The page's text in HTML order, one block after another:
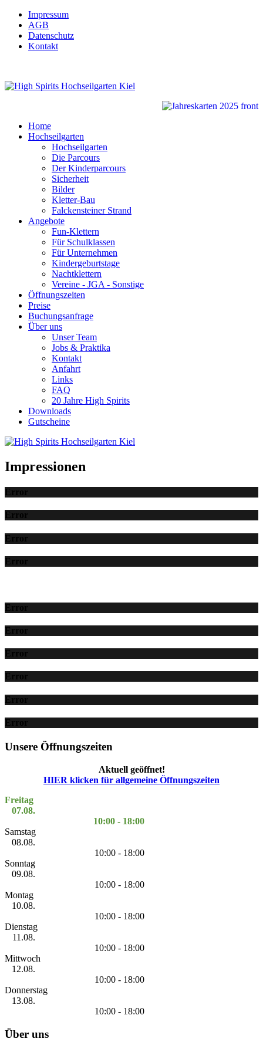
Impressum
AGB
Datenschutz
Kontakt
Home
Hochseilgarten
Hochseilgarten
Die Parcours
Der Kinderparcours
Sicherheit
Bilder
Kletter-Bau
Falckensteiner Strand
Angebote
Fun-Klettern
Für Schulklassen
Für Unternehmen
Kindergeburtstage
Nachtklettern
Vereine - JGA - Sonstige
Öffnungszeiten
Preise
Buchungsanfrage
Über uns
Unser Team
Jobs & Praktika
Kontakt
Anfahrt
Links
FAQ
20 Jahre High Spirits
Downloads
Gutscheine
Impressionen
Error
Error
Error
Error
Error
Error
Error
Error
Error
Error
Unsere Öffnungszeiten
Aktuell geöffnet!
HIER klicken für allgemeine Öffnungszeiten
Freitag
07.08.
10:00 - 18:00
Samstag
08.08.
10:00 - 18:00
Sonntag
09.08.
10:00 - 18:00
Montag
10.08.
10:00 - 18:00
Dienstag
11.08.
10:00 - 18:00
Mittwoch
12.08.
10:00 - 18:00
Donnerstag
13.08.
10:00 - 18:00
Über uns